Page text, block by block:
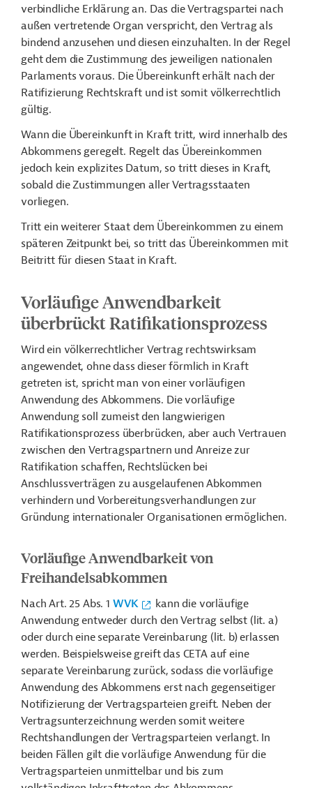
verbindliche Erklärung an. Das die Vertragspartei nach
außen vertretende Organ verspricht, den Vertrag als
bindend anzusehen und diesen einzuhalten. In der Regel
geht dem die Zustimmung des jeweiligen nationalen
Parlaments voraus. Die Übereinkunft erhält nach der
Ratifizierung Rechtskraft und ist somit völkerrechtlich
gültig.
Wann die Übereinkunft in Kraft tritt, wird innerhalb des
Abkommens geregelt. Regelt das Übereinkommen
jedoch kein explizites Datum, so tritt dieses in Kraft,
sobald die Zustimmungen aller Vertragsstaaten
vorliegen.
Tritt ein weiterer Staat dem Übereinkommen zu einem
späteren Zeitpunkt bei, so tritt das Übereinkommen mit
Beitritt für diesen Staat in Kraft.
Vorläufige Anwendbarkeit
überbrückt Ratifikationsprozess
Wird ein völkerrechtlicher Vertrag rechtswirksam
angewendet, ohne dass dieser förmlich in Kraft
getreten ist, spricht man von einer vorläufigen
Anwendung des Abkommens. Die vorläufige
Anwendung soll zumeist den langwierigen
Ratifikationsprozess überbrücken, aber auch Vertrauen
zwischen den Vertragspartnern und Anreize zur
Ratifikation schaffen, Rechtslücken bei
Anschlussverträgen zu ausgelaufenen Abkommen
verhindern und Vorbereitungsverhandlungen zur
Gründung internationaler Organisationen ermöglichen.
Vorläufige Anwendbarkeit von
Freihandelsabkommen
Nach Art. 25 Abs. 1 WVK
kann die vorläufige
Anwendung entweder durch den Vertrag selbst (lit. a)
oder durch eine separate Vereinbarung (lit. b) erlassen
werden. Beispielsweise greift das CETA auf eine
separate Vereinbarung zurück, sodass die vorläufige
Anwendung des Abkommens erst nach gegenseitiger
Notifizierung der Vertragsparteien greift. Neben der
Vertragsunterzeichnung werden somit weitere
Rechtshandlungen der Vertragsparteien verlangt. In
beiden Fällen gilt die vorläufige Anwendung für die
Vertragsparteien unmittelbar und bis zum